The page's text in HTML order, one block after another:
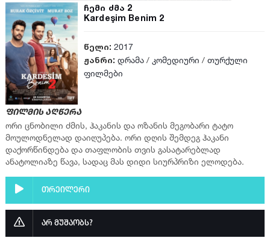
ჩემი ძმა 2
Kardeşim Benim 2
წელი: 2017
ჟანრი: დრამა / კომედიური / თურქული
ფილმები
ფილმის აღწერა
ორი ცნობილი ძმის, ჰაკანის და ოზანის მეგობარი ტატო
მოულოდნელად დაიღუპება. ორი დღის შემდეგ ჰაკანი
დაქორწინდება და თაფლობის თვის გასატარებლად
ანატოლიაზე წავა, სადაც მას დიდი სიურპრიზი ელოდება.
თრეილერი
არ მუშაობს?